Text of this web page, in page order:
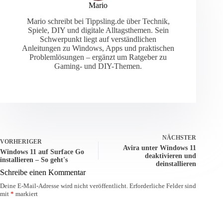
Mario
Mario schreibt bei Tippsling.de über Technik,
Spiele, DIY und digitale Alltagsthemen. Sein
Schwerpunkt liegt auf verständlichen
Anleitungen zu Windows, Apps und praktischen
Problemlösungen – ergänzt um Ratgeber zu
Gaming- und DIY-Themen.
VORHERIGER
Windows 11 auf Surface Go
installieren – So geht's
NÄCHSTER
Avira unter Windows 11
deaktivieren und
deinstallieren
Schreibe einen Kommentar
Deine E-Mail-Adresse wird nicht veröffentlicht. Erforderliche Felder sind
mit * markiert